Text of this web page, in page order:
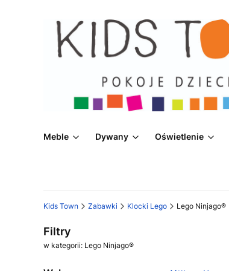
Meble Dywany Oświetlenie
Kids Town Zabawki Klocki Lego Lego Ninjago®
Filtry
w kategorii: Lego Ninjago®